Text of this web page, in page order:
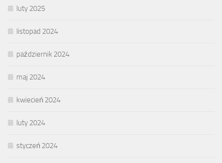
luty 2025
listopad 2024
październik 2024
maj 2024
kwiecień 2024
luty 2024
styczeń 2024